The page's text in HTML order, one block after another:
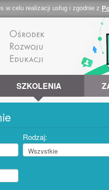
w celu realizacji usług i zgodnie z
SZKOLENIA
Rodzaj: